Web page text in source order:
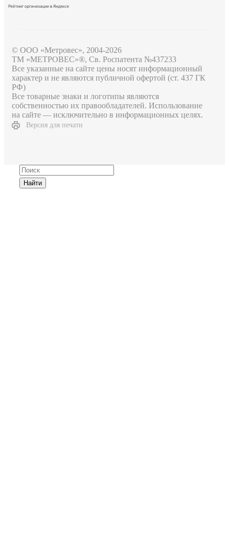
© ООО «Метровес», 2004-2026
ТМ «МЕТРОВЕС»®, Св. Роспатента №4​3​7​2​3​3
Все указанные на сайте цены носят информационный
характер и не являются публичной офертой (ст. 437 ГК
РФ)
Все товарные знаки и логотипы являются
собственностью их правообладателей. Использование
на сайте — исключительно в информационных целях.
Версия для печати
Найти